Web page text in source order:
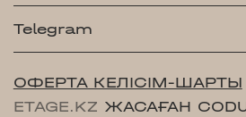
Telegram
ОФЕРТА КЕЛІСІМ-ШАРТЫ
ETAGE.KZ ЖАСАҒАН